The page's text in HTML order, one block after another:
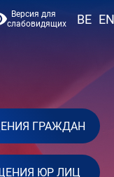
Версия для
слабовидящих
BE EN
ГРАЖДАН
ЮР ЛИЦ